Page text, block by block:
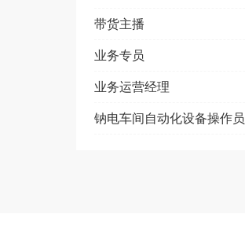
带货主播
业务专员
业务运营经理
钠电车间自动化设备操作员